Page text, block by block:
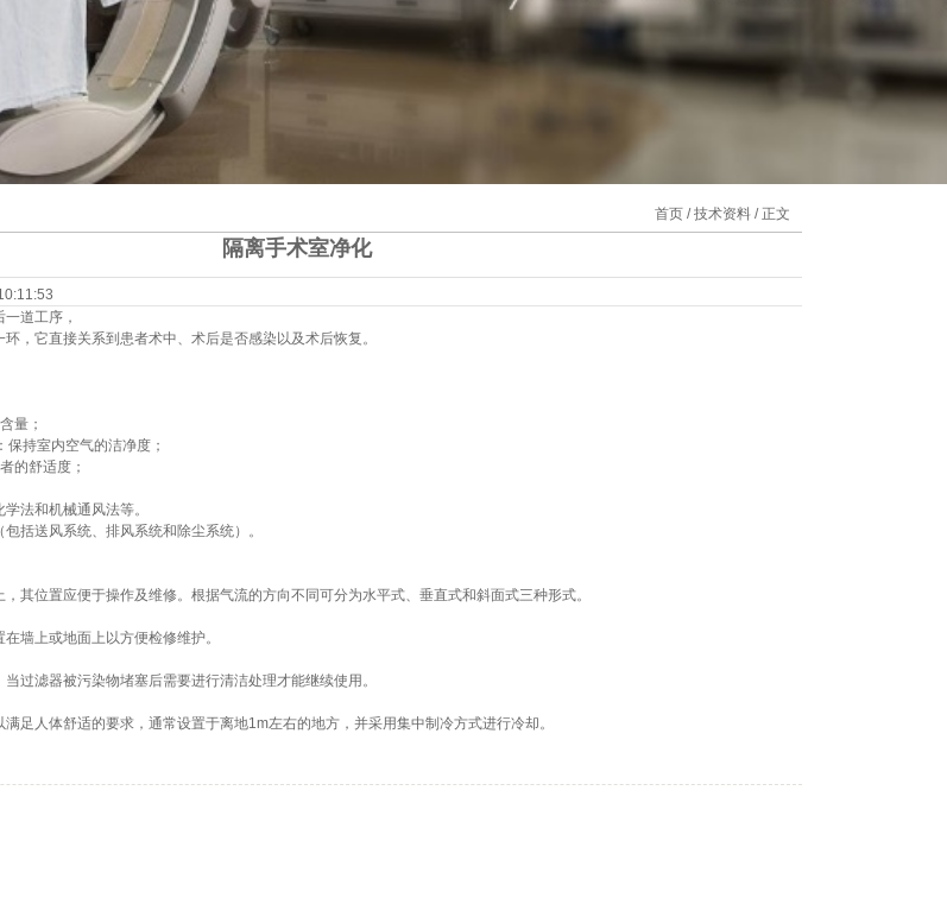
首页 /技术资料 / 正文
隔离手术室净化
道工序，
，它直接关系到患者术中、术后是否感染以及术后恢复。
量；
持室内空气的洁净度；
的舒适度；
法和机械通风法等。
括送风系统、排风系统和除尘系统）。
其位置应便于操作及维修。根据气流的方向不同可分为水平式、垂直式和斜面式三种形式。
墙上或地面上以方便检修维护。
过滤器被污染物堵塞后需要进行清洁处理才能继续使用。
足人体舒适的要求，通常设置于离地1m左右的地方，并采用集中制冷方式进行冷却。